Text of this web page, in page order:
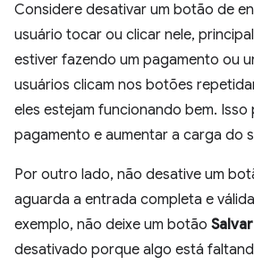
Considere desativar um botão de
usuário tocar ou clicar nele,
estiver fazendo um pagamento ou
usuários clicam nos botões
eles estejam funcionando bem.
pagamento e aumentar a carga do
Por outro lado, não desative um
aguarda a entrada completa e
exemplo, não deixe um botão
desativado porque algo está